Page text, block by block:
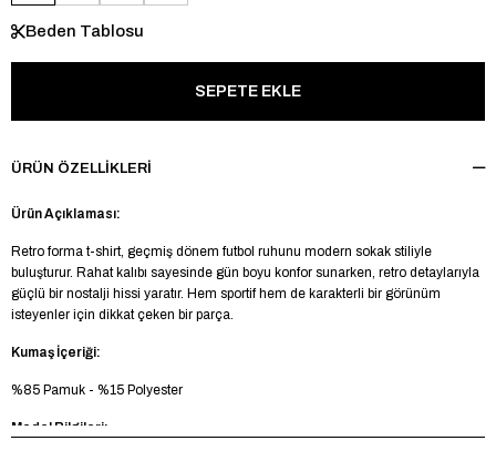
Beden Tablosu
ÜRÜN ÖZELLIKLERI
Ürün Açıklaması:
Retro forma t-shirt, geçmiş dönem futbol ruhunu modern sokak stiliyle
buluşturur. Rahat kalıbı sayesinde gün boyu konfor sunarken, retro detaylarıyla
güçlü bir nostalji hissi yaratır. Hem sportif hem de karakterli bir görünüm
isteyenler için dikkat çeken bir parça.
Kumaş İçeriği:
%85 Pamuk - %15 Polyester
Model Bilgileri: